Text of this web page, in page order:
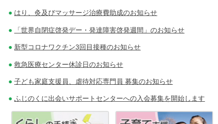
はり、灸及びマッサージ治療費助成のお知らせ
「世界自閉症啓発デー・発達障害啓発週間」のお知らせ
新型コロナワクチン3回目接種のお知らせ
救急医療センター休診日のお知らせ
子ども家庭支援員、虐待対応専門員 募集のお知らせ
ふじのくに出会いサポートセンターへの入会募集を開始します